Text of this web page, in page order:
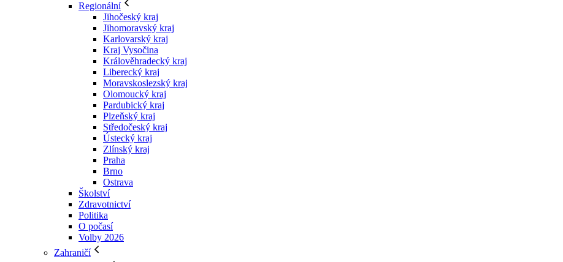
Regionální
Jihočeský kraj
Jihomoravský kraj
Karlovarský kraj
Kraj Vysočina
Králověhradecký kraj
Liberecký kraj
Moravskoslezský kraj
Olomoucký kraj
Pardubický kraj
Plzeňský kraj
Středočeský kraj
Ústecký kraj
Zlínský kraj
Praha
Brno
Ostrava
Školství
Zdravotnictví
Politika
O počasí
Volby 2026
Zahraničí